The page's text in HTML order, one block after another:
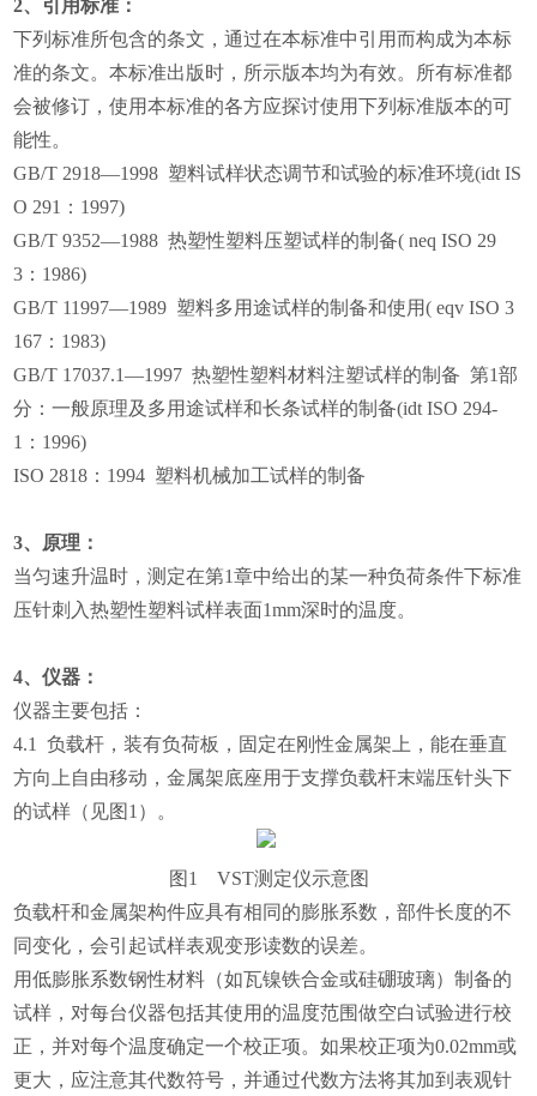
2、引用标准：
下列标准所包含的条文，通过在本标准中引用而构成为本标
准的条文。本标准出版时，所示版本均为有效。所有标准都
会被修订，使用本标准的各方应探讨使用下列标准版本的可
能性。
GB/T 2918—1998 塑料试样状态调节和试验的标准环境(idt IS
O 291：1997)
GB/T 9352—1988 热塑性塑料压塑试样的制备( neq ISO 29
3：1986)
GB/T 11997—1989 塑料多用途试样的制备和使用( eqv ISO 3
167：1983)
GB/T 17037.1—1997 热塑性塑料材料注塑试样的制备 第1部
分：一般原理及多用途试样和长条试样的制备(idt ISO 294-
1：1996)
ISO 2818：1994 塑料机械加工试样的制备
3、原理：
当匀速升温时，测定在第1章中给出的某一种负荷条件下标准
压针刺入热塑性塑料试样表面1mm深时的温度。
4、仪器：
仪器主要包括：
4.1 负载杆，装有负荷板，固定在刚性金属架上，能在垂直
方向上自由移动，金属架底座用于支撑负载杆末端压针头下
的试样（见图1）。
图1 VST测定仪示意图
负载杆和金属架构件应具有相同的膨胀系数，部件长度的不
同变化，会引起试样表观变形读数的误差。
用低膨胀系数钢性材料（如瓦镍铁合金或硅硼玻璃）制备的
试样，对每台仪器包括其使用的温度范围做空白试验进行校
正，并对每个温度确定一个校正项。如果校正项为0.02mm或
更大，应注意其代数符号，并通过代数方法将其加到表观针